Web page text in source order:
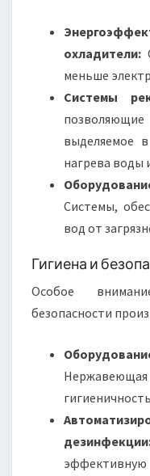
охладители:
меньше
Системы
выделяемое
нагрева воды
Системы,
вод от
Гигиена и
Особое
безопасности
Нержавеющая